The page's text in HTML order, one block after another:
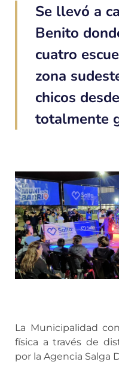
Se llevó a
Benito
cuatro
zona
chicos
totalmente
La Municipalidad
física a través de
por la Agencia Salga